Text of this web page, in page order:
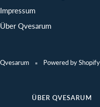
Impressum
Über Qvesarum
Qvesarum Powered by Shopify
ÜBER QVESARUM